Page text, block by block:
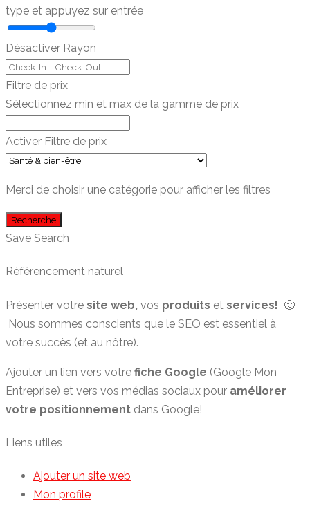
type et appuyez sur entrée
Désactiver Rayon
Filtre de prix
Sélectionnez min et max de la gamme de prix
Activer Filtre de prix
Merci de choisir une catégorie pour afficher les filtres
Recherche
Save Search
Référencement naturel
Présenter votre site web, vos produits et services! 🙂
Nous sommes conscients que le SEO est essentiel à
votre succès (et au nôtre).
Ajouter un lien vers votre fiche Google (Google Mon
Entreprise) et vers vos médias sociaux pour améliorer
votre positionnement dans Google!
Liens utiles
Ajouter un site web
Mon profile